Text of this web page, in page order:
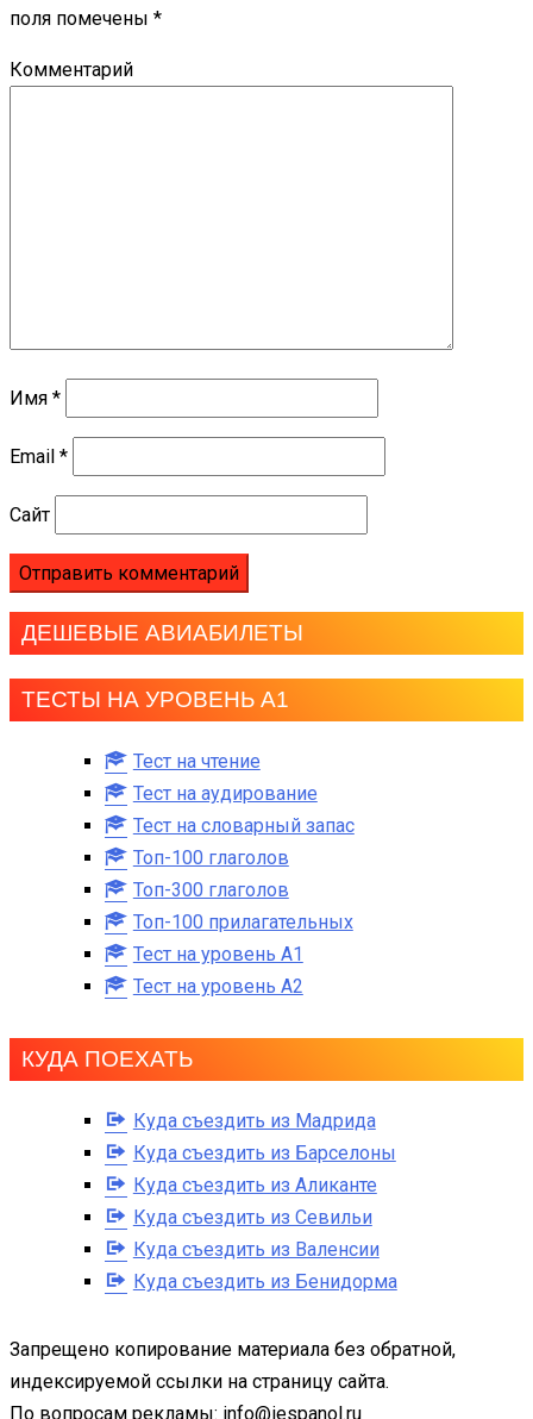
поля помечены *
Комментарий
Имя *
Email *
Сайт
ДЕШЕВЫЕ АВИАБИЛЕТЫ
ТЕСТЫ НА УРОВЕНЬ А1
Тест на чтение
Тест на аудирование
Тест на словарный запас
Топ-100 глаголов
Топ-300 глаголов
Топ-100 прилагательных
Тест на уровень A1
Тест на уровень A2
КУДА ПОЕХАТЬ
Куда съездить из Мадрида
Куда съездить из Барселоны
Куда съездить из Аликанте
Куда съездить из Севильи
Куда съездить из Валенсии
Куда съездить из Бенидорма
Запрещено копирование материала без обратной,
индексируемой ссылки на страницу сайта.
По вопросам рекламы: info@iespanol.ru